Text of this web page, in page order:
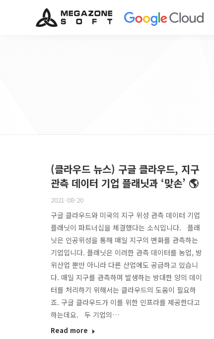
(클라우드 뉴스) 구글 클라우드, 지구
관측 데이터 기업 플래닛과 ‘맞손’ 🌎
2021-08-20
구글 클라우드와 미국의 지구 위성 관측 데이터 기업
플래닛이 파트너십을 체결했다는 소식입니다. 플래
닛은 인공위성을 통해 매일 지구의 변화를 관측하는
기업입니다. 플래닛은 이러한 관측 데이터를 농업, 방
위산업 뿐만 아니라 다른 산업에도 공급하고 있습니
다. 매일 지구를 관측하며 발생하는 방대한 양의 데이
터를 처리하기 위해서는 클라우드의 도움이 필요하
죠. 구글 클라우드가 이를 위한 인프라를 제공한다고
하는데요. 두 기업의…
Read more